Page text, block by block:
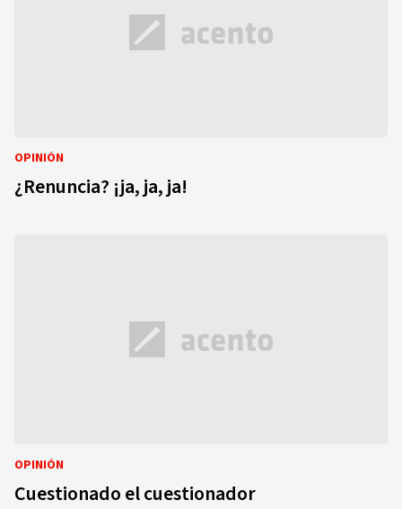
OPINIÓN
¿Renuncia? ¡ja, ja, ja!
OPINIÓN
Cuestionado el cuestionador